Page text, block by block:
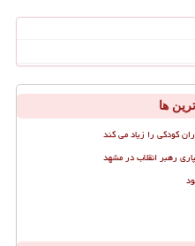
ها
کودکی را زیاد می کند